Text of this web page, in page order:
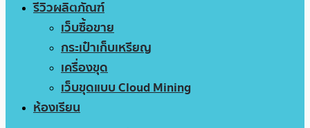
รีวิวผลิตภัณฑ์
เว็บซื้อขาย
กระเป๋าเก็บเหรียญ
เครื่องขุด
เว็บขุดแบบ Cloud Mining
ห้องเรียน